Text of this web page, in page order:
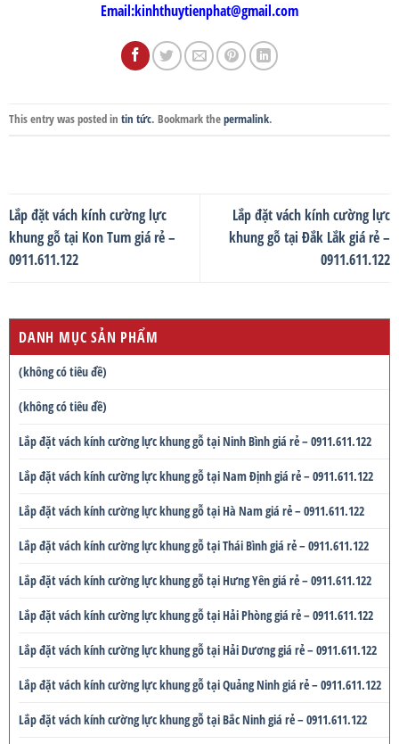
Email:kinhthuytienphat@gmail.com
This entry was posted in tin tức. Bookmark thepermalink.
Lắp đặt vách kính cường lực
khung gỗ tại Kon Tum giá rẻ –
0911.611.122
Lắp đặt vách kính cường lực
khung gỗ tại Đắk Lắk giá rẻ –
0911.611.122
DANH MỤC SẢN PHẨM
(không có tiêu đề)
(không có tiêu đề)
Lắp đặt vách kính cường lực khung gỗ tại Ninh Bình giá rẻ – 0911.611.122
Lắp đặt vách kính cường lực khung gỗ tại Nam Định giá rẻ – 0911.611.122
Lắp đặt vách kính cường lực khung gỗ tại Hà Nam giá rẻ – 0911.611.122
Lắp đặt vách kính cường lực khung gỗ tại Thái Bình giá rẻ – 0911.611.122
Lắp đặt vách kính cường lực khung gỗ tại Hưng Yên giá rẻ – 0911.611.122
Lắp đặt vách kính cường lực khung gỗ tại Hải Phòng giá rẻ – 0911.611.122
Lắp đặt vách kính cường lực khung gỗ tại Hải Dương giá rẻ – 0911.611.122
Lắp đặt vách kính cường lực khung gỗ tại Quảng Ninh giá rẻ – 0911.611.122
Lắp đặt vách kính cường lực khung gỗ tại Bắc Ninh giá rẻ – 0911.611.122